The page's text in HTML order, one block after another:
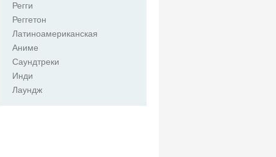
Регги
Реггетон
Латиноамериканская
Аниме
Саундтреки
Инди
Лаундж